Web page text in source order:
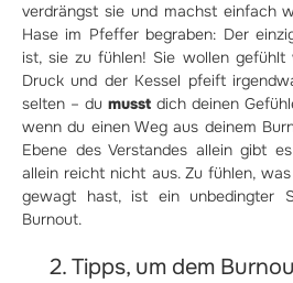
verdrängst sie und machst einfach
Hase im Pfeffer begraben: Der
ist, sie zu fühlen! Sie wollen gefühlt
Druck und der Kessel pfeift
selten – du musst dich deinen
wenn du einen Weg aus deinem
Ebene des Verstandes allein gibt
allein reicht nicht aus. Zu fühlen,
gewagt hast, ist ein unbedingter
Burnout.
2. Tipps, um dem